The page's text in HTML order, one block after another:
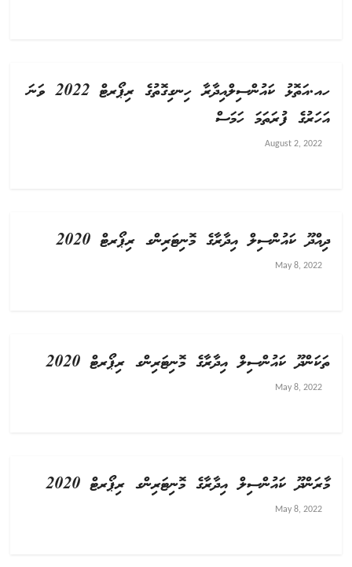
ހއ.އަތޮޅު ކައުންސިލްއިދާރާ ހިނގިގޮތުގެ ރިޕޯރޓް 2022 ވަނަ
އަހަރުގެ ފުރަތަމަ ހަމަސް
August 2, 2022
ދިއްދޫ ކައުންސިލް އިދާރާގެ މޮނިޓަރިންގ ރިޕޯރޓް 2020
May 8, 2022
ތަކަންދޫ ކައުންސިލް އިދާރާގެ މޮނިޓަރިންގ ރިޕޯރޓް 2020
May 8, 2022
މާރަންދޫ ކައުންސިލް އިދާރާގެ މޮނިޓަރިންގ ރިޕޯރޓް 2020
May 8, 2022